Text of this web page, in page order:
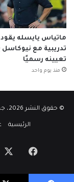
ماتياس يايسله
تدريبية مع نيوكاسل
تعيينه رسميًا
منذ يوم واحد
© حقوق النشر 2026، جميع الحقوق محفوظة |
الرئيسية
فيسبوك